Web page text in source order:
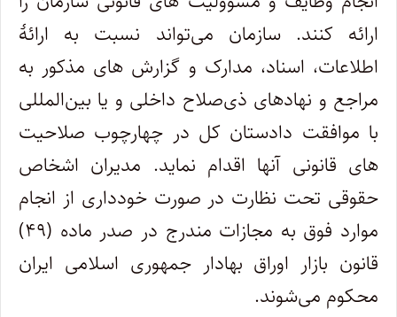
ارائه کنند. سازمان می‌تواند نسبت به ارائۀ
اطلاعات، اسناد، مدارک و گزارش های مذکور به
مراجع و نهادهای ذی‌صلاح داخلی و یا بین‌المللی
با موافقت دادستان کل در چهارچوب صلاحیت
های قانونی آنها اقدام نماید. مدیران اشخاص
حقوقی تحت نظارت در صورت خودداری از انجام
موارد فوق به مجازات مندرج در صدر ماده (۴۹)
قانون بازار اوراق بهادار جمهوری اسلامی ایران
محکوم می‌شوند.